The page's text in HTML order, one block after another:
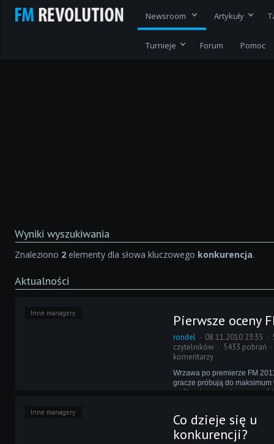
Newsroom Artykuły
Turnieje Forum Pomoc
Wyniki wyszukiwania
Znaleziono 2 elementy dla słowa kluczowego konkurencja.
Aktualności
Inne managery Pierwsze oceny
rondel 08.11.2010 23:35
czytelników
5433 pobrań
komentarzy
Wrzawa po premierze FM
gracze próbują do maksimum
swój wolny czas, by rozegrać
i sprawdzić, co słychać u
Inne managery
Co dzieje się u
konkurencji?